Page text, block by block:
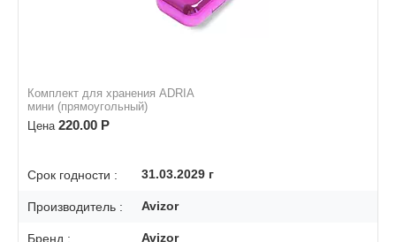
Комплект для хранения ADRIA
мини (прямоугольный)
Цена 220.00 Р
Срок годности : 31.03.2029 г
Производитель : Avizor
Бренд : Avizor